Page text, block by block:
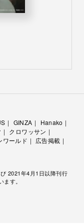
GINZA
Hanako
クロワッサン
ワールド
広告掲載
2021年4月1日以降刊行
す。